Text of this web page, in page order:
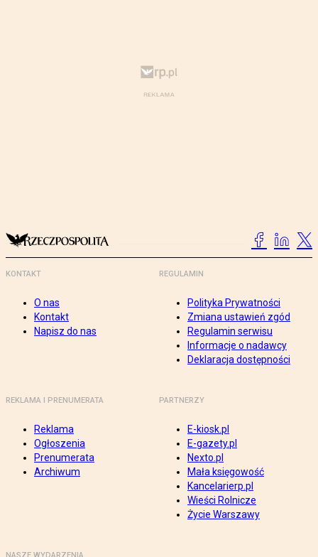
KONTAKT
O nas
Kontakt
Napisz do nas
REGULAMIN
Polityka Prywatności
Zmiana ustawień zgód
Regulamin serwisu
Informacje o nadawcy
Deklaracja dostępności
REKLAMA I PRENUMERATA
Reklama
Ogłoszenia
Prenumerata
Archiwum
PARTNERZY
E-kiosk.pl
E-gazety.pl
Nexto.pl
Mała księgowość
Kancelarierp.pl
Wieści Rolnicze
Życie Warszawy